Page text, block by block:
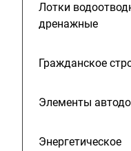
Лотки
дренажные
Гражданское
Элементы
Энергетическое